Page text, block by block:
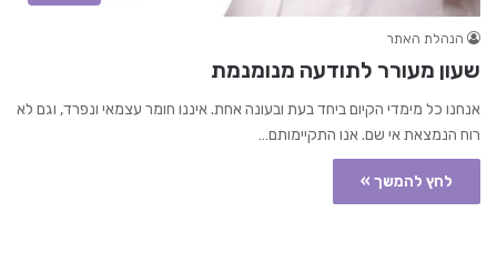
הנהלת האתר
שעון מעורר לתודעה מנומנמת
אנחנו כל מימדי הקיום ביחד בעת ובעונה אחת. איננו חומר עצמאי ונפרד, וגם לא
רוח הנמצאת אי שם. אנו התקיימותם…
לחץ להמשך »